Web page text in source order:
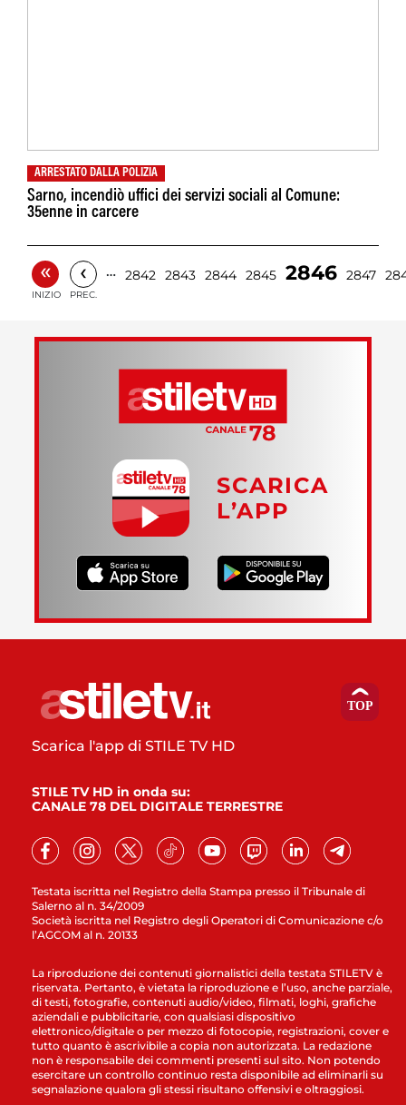
ARRESTATO DALLA POLIZIA
Sarno, incendiò uffici dei servizi sociali al Comune:
35enne in carcere
«
INIZIO
‹
PREC.
… 2842 2843 2844 2845 2846 2847
SCARICA
L’APP
Testata iscritta nel Registro della Stampa presso il Tribunale di
Salerno al n. 34/2009
Società iscritta nel Registro degli Operatori di Comunicazione c/o
l’AGCOM al n. 20133
Scarica l'app di STILE TV HD
STILE TV HD in onda su:
CANALE 78 DEL DIGITALE TERRESTRE
La riproduzione dei contenuti giornalistici della testata STILETV è
riservata. Pertanto, è vietata la riproduzione e l’uso, anche parziale,
di testi, fotografie, contenuti audio/video, filmati, loghi, grafiche
aziendali e pubblicitarie, con qualsiasi dispositivo
elettronico/digitale o per mezzo di fotocopie, registrazioni, cover e
tutto quanto è ascrivibile a copia non autorizzata. La redazione
non è responsabile dei commenti presenti sul sito. Non potendo
esercitare un controllo continuo resta disponibile ad eliminarli su
segnalazione qualora gli stessi risultano offensivi e oltraggiosi.